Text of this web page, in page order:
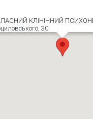
КЛІНІЧНИЙ
30